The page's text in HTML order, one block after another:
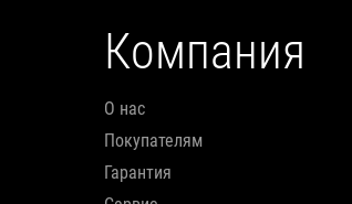
Компания
О нас
Покупателям
Гарантия